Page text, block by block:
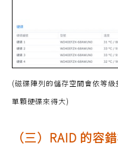
(磁碟陣列的儲存空間會依等
單顆硬碟來得大)
（三）RAID 的容